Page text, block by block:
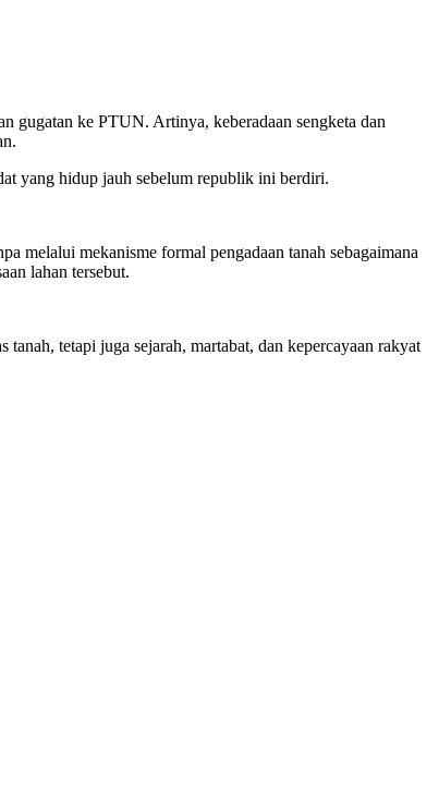
gugatan ke PTUN. Artinya, keberadaan sengketa dan
yang hidup jauh sebelum republik ini berdiri.
melalui mekanisme formal pengadaan tanah sebagaimana
lahan tersebut.
tetapi juga sejarah, martabat, dan kepercayaan rakyat